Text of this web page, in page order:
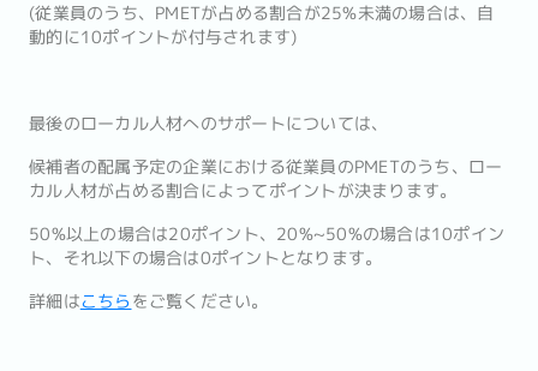
(従業員のうち、PMETが占める割合が25%未満の場合は、自
動的に10ポイントが付与されます)
最後のローカル人材へのサポートについては、
候補者の配属予定の企業における従業員のPMETのうち、ロー
カル人材が占める割合によってポイントが決まります。
50%以上の場合は20ポイント、20%~50%の場合は10ポイン
ト、それ以下の場合は0ポイントとなります。
詳細はこちら をご覧ください。